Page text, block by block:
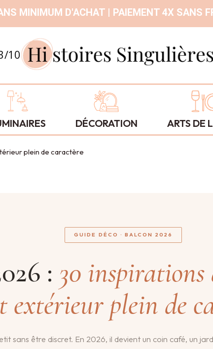
MINIMUM D'ACHAT | PAIEMENT 4X SANS
9.3/10
DÉCORATION ARTS DE
plein de caractère
GUIDE DÉCO · BALCON 2026
: 30
extérieur plein de
sans être discret. En 2026, il devient un coin café, un